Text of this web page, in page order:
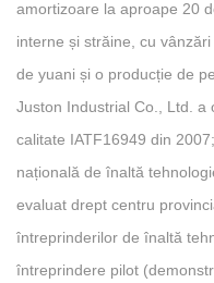
amortizoare la aproape 20
interne și străine, cu
de yuani și o producție de
Juston Industrial Co., Ltd. a
calitate IATF16949 din
națională de înaltă
evaluat drept centru
întreprinderilor de înaltă
întreprindere pilot